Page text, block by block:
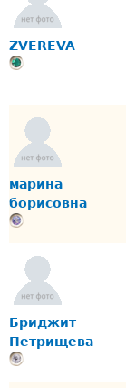
ZVEREVA
марина
борисовна
Бриджит
Петрищева